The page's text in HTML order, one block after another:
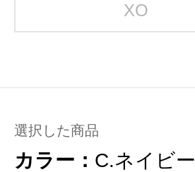
XO
選択した商品
カラー： C.ネイビー